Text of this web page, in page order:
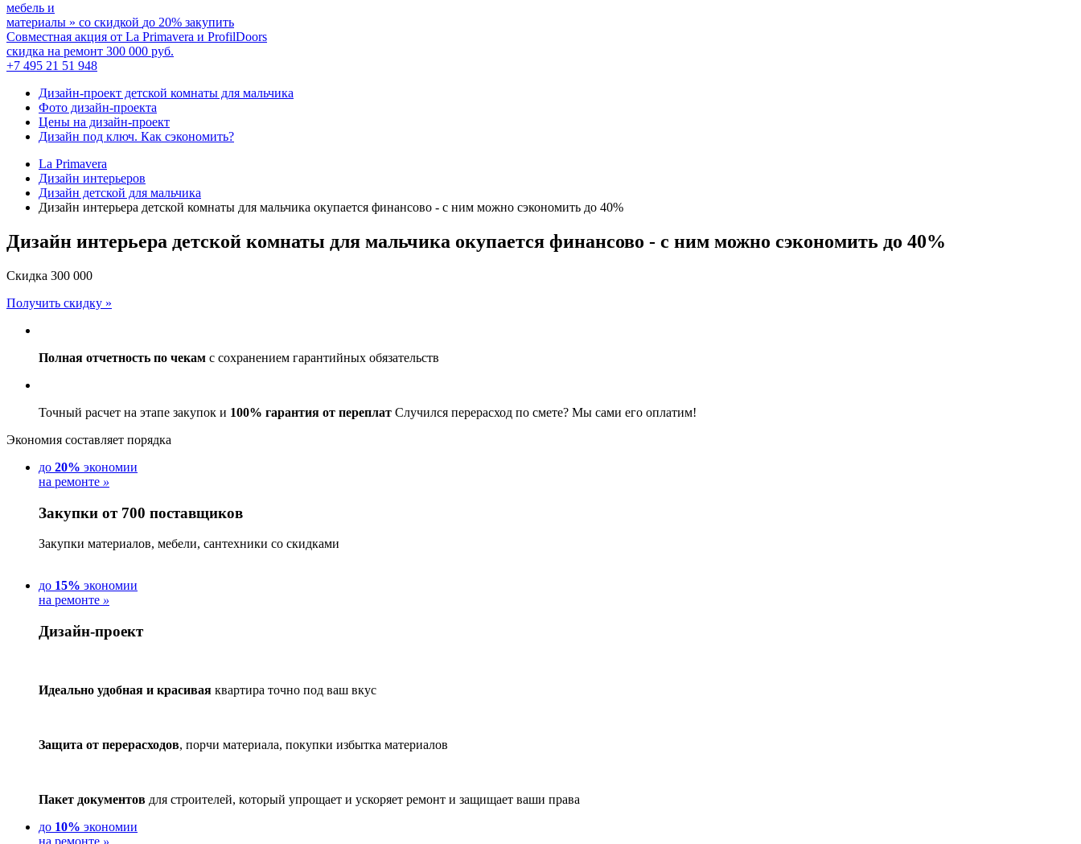
мебель и
материалы » со скидкой до 20% закупить
Совместная акция от La Primavera и ProfilDoors
скидка на ремонт 300 000 руб.
+7 495 21 51 948
Дизайн-проект детской комнаты для мальчика
Фото дизайн-проекта
Цены на дизайн-проект
Дизайн под ключ. Как сэкономить?
La Primavera
Дизайн интерьеров
Дизайн детской для мальчика
Дизайн интерьера детской комнаты для мальчика окупается финансово - с ним можно сэкономить до 40%
Дизайн интерьера детской комнаты для мальчика окупается финансово - с ним можно сэкономить до 40%
Скидка 300 000
Получить скидку »
Полная отчетность по чекам с сохранением гарантийных обязательств
Точный расчет на этапе закупок и 100% гарантия от переплат Случился перерасход по смете? Мы сами его оплатим!
Экономия составляет порядка
до 20% экономии
на ремонте »
Закупки от 700 поставщиков
Закупки материалов, мебели, сантехники со скидками
до 15% экономии
на ремонте »
Дизайн-проект
Идеально удобная и красивая квартира точно под ваш вкус
Защита от перерасходов, порчи материала, покупки избытка материалов
Пакет документов для строителей, который упрощает и ускоряет ремонт и защищает ваши права
до 10% экономии
на ремонте »